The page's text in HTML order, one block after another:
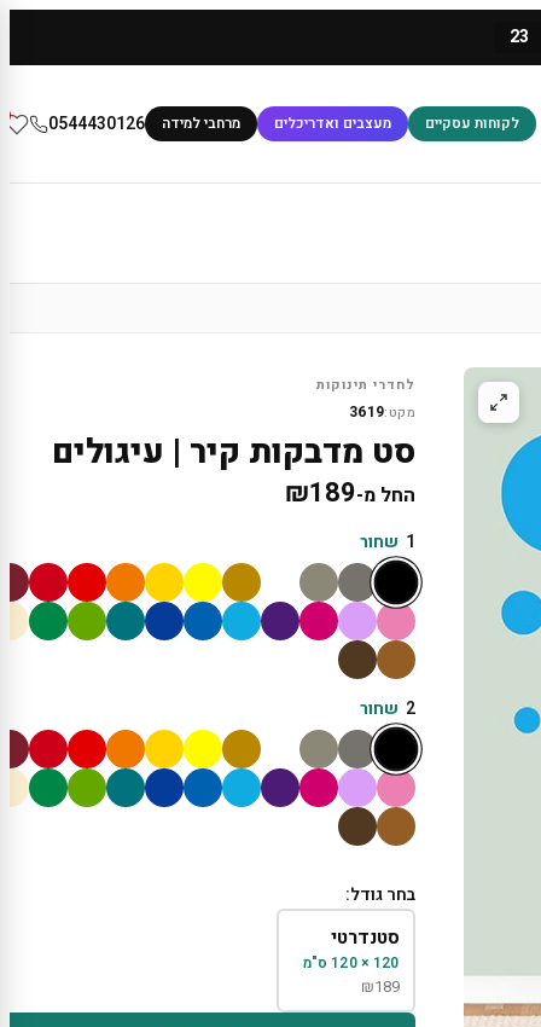
23
לקוחות עסקיים מעצבים ואדריכלים מרחבי למידה 0544430126
לחדרי תינוקות
מקט:3619
סט מדבקות קיר | עיגולים
החל מ- ₪189
1 שחור
2 שחור
בחר גודל:
סטנדרטי
120 × 120 ס"מ
₪189